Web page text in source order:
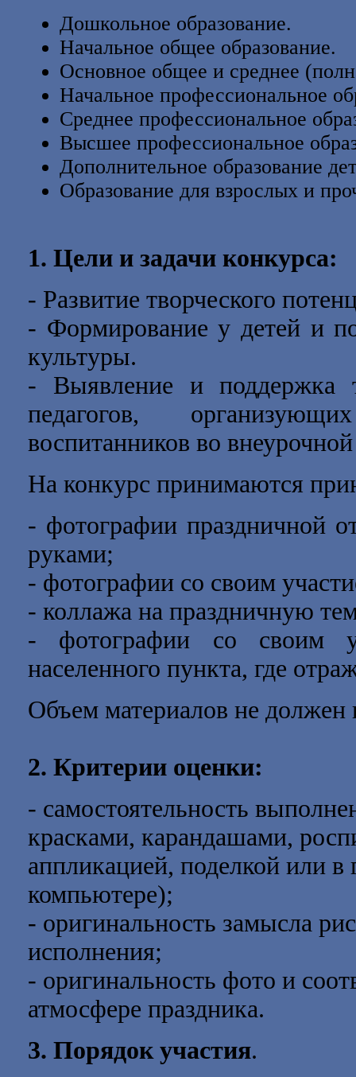
Дошкольное образование.
Начальное общее образование.
Основное общее и среднее
Начальное профессиональное
Среднее профессиональное
Высшее профессиональное
Дополнительное образование
Образование для взрослых и
1. Цели и задачи конкурса:
- Развитие творческого
- Формирование у детей и
культуры.
- Выявление и поддержка
педагогов,
воспитанников во
На конкурс принимаются
- фотографии праздничной
руками;
- фотографии со своим
- коллажа на праздничную
- фотографии со своим
населенного пункта, где
Объем материалов не
2. Критерии оценки:
- самостоятельность
красками, карандашами,
аппликацией, поделкой или в
компьютере);
- оригинальность замысла
исполнения;
- оригинальность фото и
атмосфере праздника.
3. Порядок участия.